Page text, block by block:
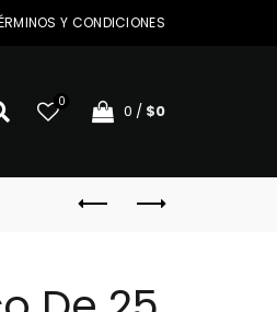
Y CONDICIONES
0 0 / $0